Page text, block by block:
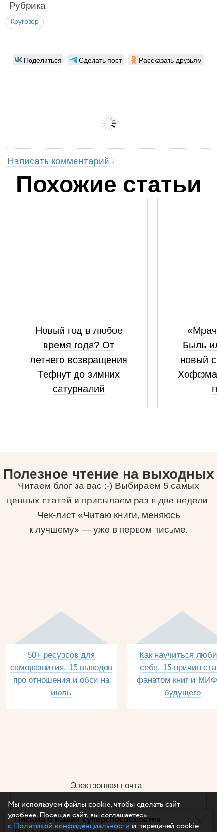
Рубрика
Кругозор
Письма о ваших суперспособностях
Поделиться Сделать пост Рассказать друзьям
Написать комментарий
Похожие статьи
Новый год в любое
время года? От
летнего возвращения
Тефнут до зимних
сатурналий
Быль
новый
Полезное чтение на выходных
Читаем блог за вас :-) Выбираем 5 самых
ценных статей и присылаем раз в две недели.
Чек-лист «Читаю книги, меняюсь
к лучшему» — уже в первом письме.
50+ ресурсов для
саморазвития, 15 выводов
про отношения и обои на
июль
Как научиться
себя, 15 причин
фанатом книг и
будущего
Электронная почта
Например, dulsineya@gmail.com
Без спама и смс
Мы используем файлы cookie, чтобы сделать сайт
удобнее. Посещая сайт, вы соглашаетесь
с Политикой конфиденциальностии передачей cookie